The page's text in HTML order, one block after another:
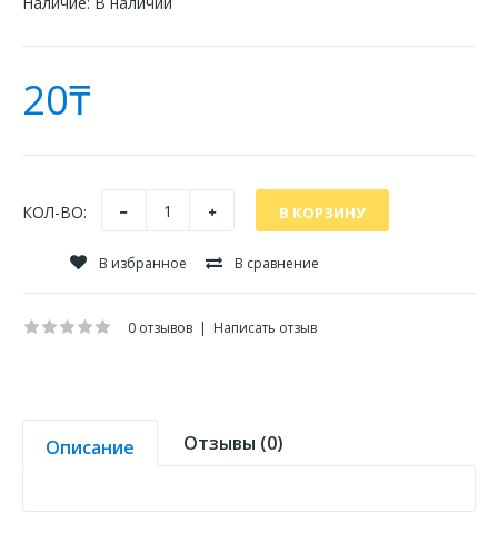
20₸
КОЛ-ВО:
В избранное В сравнение
0 отзывов | Написать отзыв
Описание Отзывы (0)